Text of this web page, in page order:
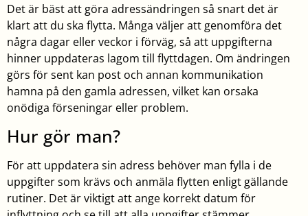
Det är bäst att göra adressändringen så snart det är
klart att du ska flytta. Många väljer att genomföra det
några dagar eller veckor i förväg, så att uppgifterna
hinner uppdateras lagom till flyttdagen. Om ändringen
görs för sent kan post och annan kommunikation
hamna på den gamla adressen, vilket kan orsaka
onödiga förseningar eller problem.
Hur gör man?
För att uppdatera sin adress behöver man fylla i de
uppgifter som krävs och anmäla flytten enligt gällande
rutiner. Det är viktigt att ange korrekt datum för